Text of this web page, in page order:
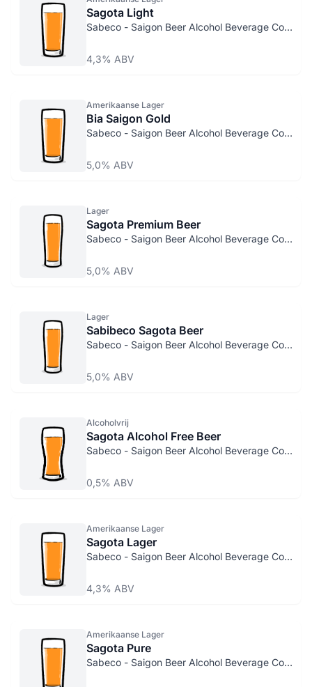
Sagota Light
Sabeco - Saigon Beer Alcohol Beverage Corp.
4,3% ABV
Amerikaanse Lager
Bia Saigon Gold
Sabeco - Saigon Beer Alcohol Beverage Corp.
5,0% ABV
Lager
Sagota Premium Beer
Sabeco - Saigon Beer Alcohol Beverage Corp.
5,0% ABV
Lager
Sabibeco Sagota Beer
Sabeco - Saigon Beer Alcohol Beverage Corp.
5,0% ABV
Alcoholvrij
Sagota Alcohol Free Beer
Sabeco - Saigon Beer Alcohol Beverage Corp.
0,5% ABV
Amerikaanse Lager
Sagota Lager
Sabeco - Saigon Beer Alcohol Beverage Corp.
4,3% ABV
Amerikaanse Lager
Sagota Pure
Sabeco - Saigon Beer Alcohol Beverage Corp.